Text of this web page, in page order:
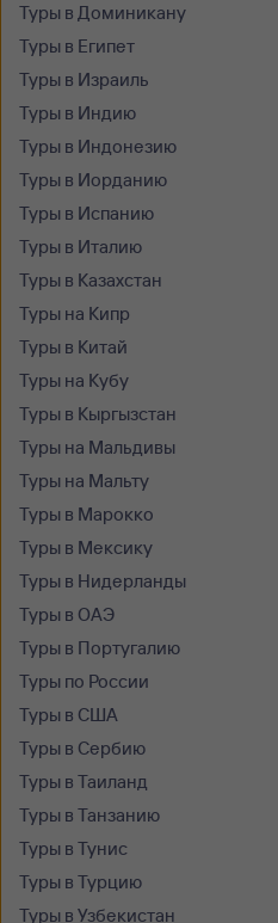
Туры в Доминикану
Туры в Египет
Туры в Израиль
Туры в Индию
Туры в Индонезию
Туры в Иорданию
Туры в Испанию
Туры в Италию
Туры в Казахстан
Туры на Кипр
Туры в Китай
Туры на Кубу
Туры в Кыргызстан
Туры на Мальдивы
Туры на Мальту
Туры в Марокко
Туры в Мексику
Туры в Нидерланды
Туры в ОАЭ
Туры в Португалию
Туры по России
Туры в США
Туры в Сербию
Туры в Таиланд
Туры в Танзанию
Туры в Тунис
Туры в Турцию
Туры в Узбекистан